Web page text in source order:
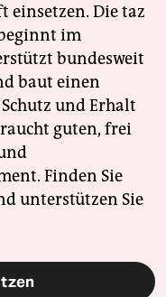
einsetzen. Die taz
im
bundesweit
baut einen
und Erhalt
guten, frei
Finden Sie
unterstützen Sie